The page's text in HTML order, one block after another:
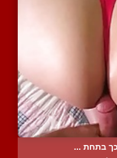
בתחת ...